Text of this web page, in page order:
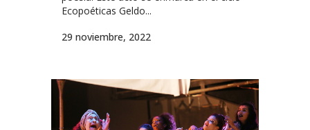
Ecopoéticas Geldo...
29 noviembre, 2022